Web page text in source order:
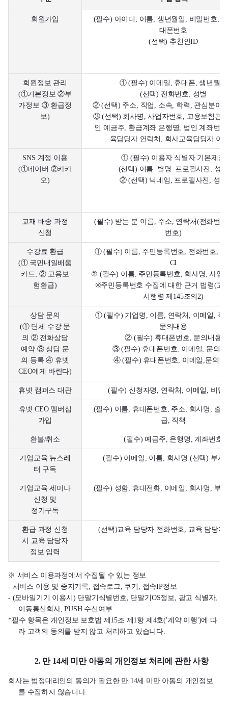
회원가입
(필수) 아이디, 이름, 생년월일, 비밀번호,
대폰번호
(선택) 추천인ID
회원정보 관리
(①기본정보 ②부
가정보 ③ 환급정
보)
① (필수) 이메일, 휴대폰, 생년월일
(선택) 전화번호, 성별
② (선택) 주소, 직업, 소속, 학력, 관심분야,
③ (선택) 회사명, 사업자번호, 고용보험관
인 예금주, 환급계좌 은행명, 법인 계좌번
육담당자 연락처, 회사교육담당자 이
SNS 계정 이용
(①네이버 ②카카
오)
① (필수) 이용자 식별자 기본제공
(선택) 이름. 별명. 프로필사진, 성별
② (선택) 닉네임, 프로필사진, 성별
교재 배송 과정
신청
(필수) 받는 분 이름, 주소, 연락처(전화번
번호)
수강료 환급
(① 국민내일배움
카드, ② 고용보
험환급)
① (필수) 이름, 주민등록번호, 전화번호,
CI
② (필수) 이름, 주민등록번호, 회사명, 사업
※주민등록번호 수집에 대한 근거 법령(고
시행령 제145조의2)
상담 문의
(① 단체 수강 문
의 ② 전화상담
예약 ③ 상담 문
의 등록 ④ 휴넷
CEO에게 바란다)
① (필수) 기업명, 이름, 연락처, 이메일, 직
문의내용
② (필수) 휴대폰번호, 문의내용
③ (필수) 휴대폰번호, 이메일, 문의
④ (필수) 휴대폰번호, 이메일,문의내
휴넷 캠퍼스 대관 (필수) 신청자명, 연락처, 이메일, 비밀
휴넷 CEO 멤버십
가입
(필수) 이름, 휴대폰번호, 주소, 회사명, 출
급, 직책
환불/취소 (필수) 예금주, 은행명, 계좌번호
기업교육 뉴스레
터 구독
(필수) 이메일, 이름, 회사명 (선택) 부서
기업교육 세미나
신청 및
정기구독
(필수) 성함, 휴대전화, 이메일, 회사명, 부
환급 과정 신청
시 교육 담당자
정보 입력
(선택)교육 담당자 전화번호, 교육 담당자
※ 서비스 이용과정에서 수집될 수 있는 정보
- 서비스 이용 및 중지기록, 접속로그, 쿠키, 접속IP정보
- (모바일기기 이용시) 단말기식별번호, 단말기OS정보, 광고 식별자,
이동통신회사, PUSH 수신여부
*필수 항목은 개인정보 보호법 제15조 제1항 제4호('계약 이행')에 따
라 고객의 동의를 받지 않고 처리하고 있습니다.
2. 만 14세 미만 아동의 개인정보 처리에 관한 사항
회사는 법정대리인의 동의가 필요한 만 14세 미만 아동의 개인정보
를 수집하지 않습니다.